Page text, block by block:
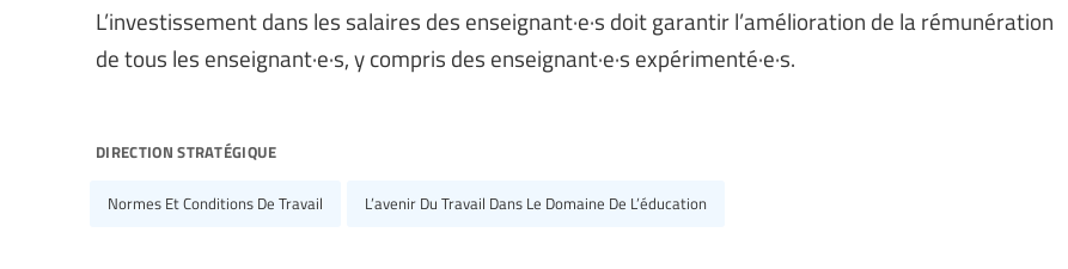
L’investissement dans les salaires des enseignant·e·s doit garantir l’amélioration de la rémunération
de tous les enseignant·e·s, y compris des enseignant·e·s expérimenté·e·s.
direction stratégique
Normes Et Conditions De Travail L’avenir Du Travail Dans Le Domaine De L’éducation